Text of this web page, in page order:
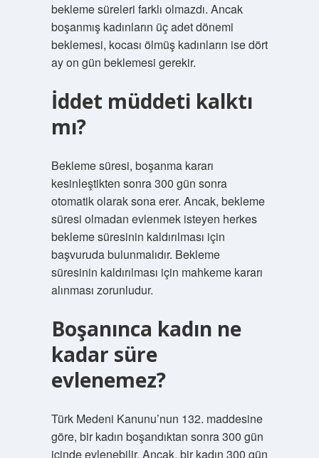
bekleme süreleri farklı olmazdı. Ancak
boşanmış kadınların üç adet dönemi
beklemesi, kocası ölmüş kadınların ise dört
ay on gün beklemesi gerekir.
İddet müddeti kalktı
mı?
Bekleme süresi, boşanma kararı
kesinleştikten sonra 300 gün sonra
otomatik olarak sona erer. Ancak, bekleme
süresi olmadan evlenmek isteyen herkes
bekleme süresinin kaldırılması için
başvuruda bulunmalıdır. Bekleme
süresinin kaldırılması için mahkeme kararı
alınması zorunludur.
Boşanınca kadın ne
kadar süre
evlenemez?
Türk Medeni Kanunu’nun 132. maddesine
göre, bir kadın boşandıktan sonra 300 gün
içinde evlenebilir. Ancak, bir kadın 300 gün